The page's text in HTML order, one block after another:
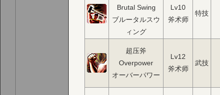
Brutal Swing
ブルータルスウ
ィング
Lv10
斧术师
特技
超压斧
Overpower
オーバーパワー
Lv12
斧术师
武技